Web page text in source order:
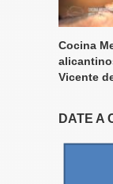
Cocina
Vicente
DATE A